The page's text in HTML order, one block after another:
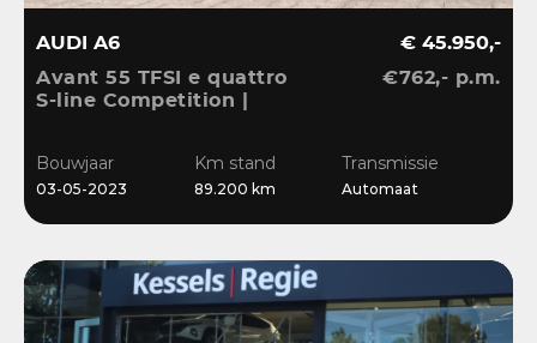
AUDI A6
Avant 55 TFSI e quattro
S-line Competition |
Ambient | Matrix | ACC |
Blis | Keyless
€ 45.950,-
€762,- p.m.
Bouwjaar
03-05-2023
Km stand
89.200 km
Transmissie
Automaat